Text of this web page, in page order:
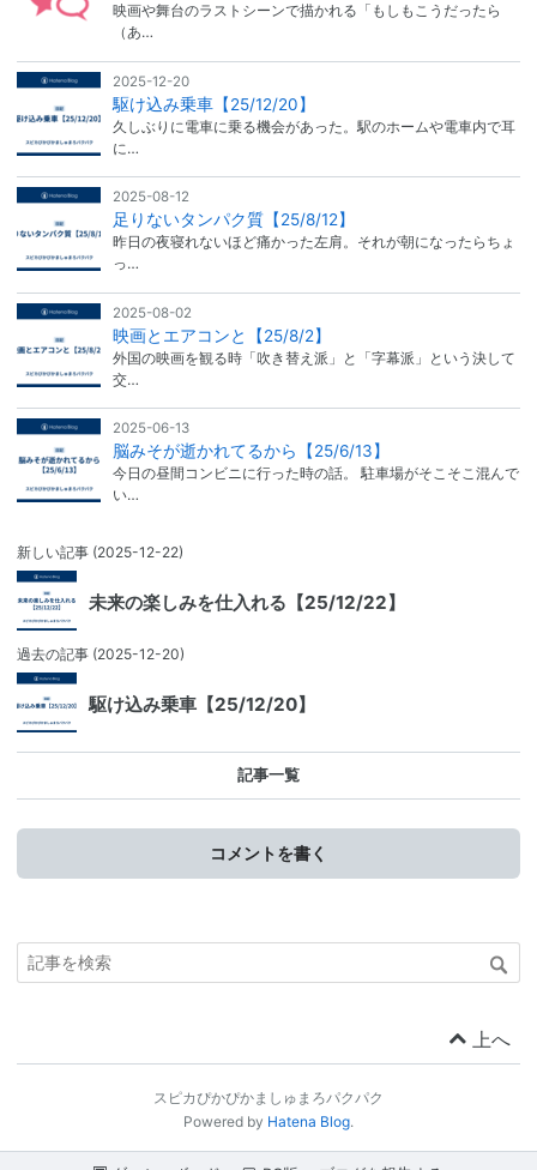
映画や舞台のラストシーンで描かれる「もしもこうだったら
（あ…
2025-12-20
駆け込み乗車【25/12/20】
久しぶりに電車に乗る機会があった。駅のホームや電車内で耳
に…
2025-08-12
足りないタンパク質【25/8/12】
昨日の夜寝れないほど痛かった左肩。それが朝になったらちょ
っ…
2025-08-02
映画とエアコンと【25/8/2】
外国の映画を観る時「吹き替え派」と「字幕派」という決して
交…
2025-06-13
脳みそが逝かれてるから【25/6/13】
今日の昼間コンビニに行った時の話。 駐車場がそこそこ混んで
い…
新しい記事 (2025-12-22)
未来の楽しみを仕入れる【25/12/22】
過去の記事 (2025-12-20)
駆け込み乗車【25/12/20】
記事一覧
コメントを書く
上へ
スピカぴかぴかましゅまろパクパク
Powered by Hatena Blog.